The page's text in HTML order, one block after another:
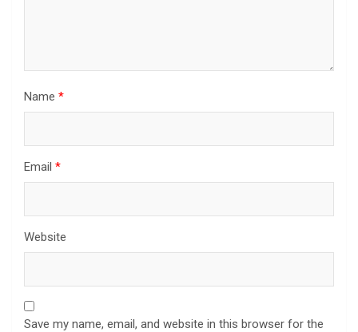
Name *
Email *
Website
Save my name, email, and website in this browser for the